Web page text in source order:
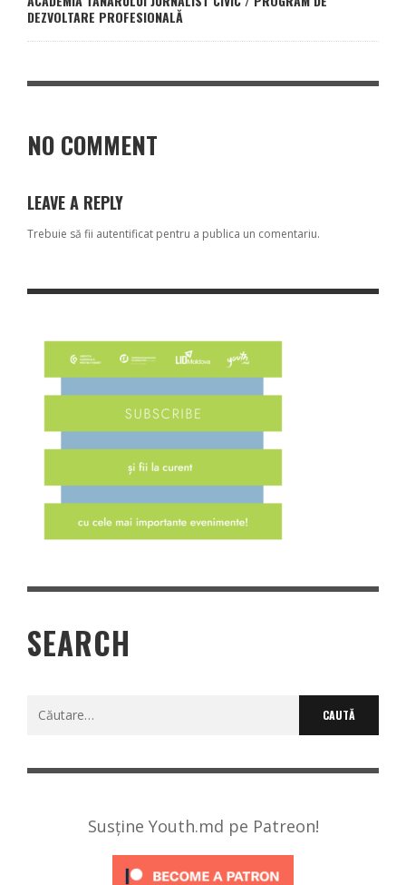
DEZVOLTARE PROFESIONALĂ
NO COMMENT
LEAVE A REPLY
Trebuie să fii autentificat pentru a publica un comentariu.
SEARCH
Caută
Susține Youth.md pe Patreon!